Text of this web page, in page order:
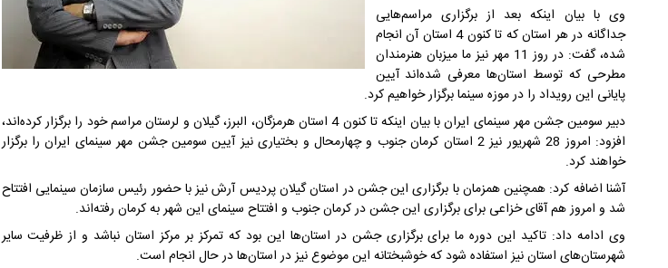
وی با بیان اینکه بعد از برگزاری مراسم‌هایی
جداگانه در هر استان که تا کنون 4 استان آن انجام
شده، گفت: در روز 11 مهر نیز ما میزبان هنرمندان
مطرحی که توسط استان‌ها معرفی شده‌اند آیین
پایانی این رویداد را در موزه سینما برگزار خواهیم کرد.
دبیر سومین جشن مهر سینمای ایران با بیان اینکه تا کنون 4 استان هرمزگان، البرز، گیلان و لرستان مراسم خود را برگزار کرده‌اند،
افزود: امروز 28 شهریور نیز 2 استان کرمان جنوب و چهارمحال و بختیاری نیز آیین سومین جشن مهر سینمای ایران را برگزار
خواهند کرد.
آشنا اضافه کرد: همچنین همزمان با برگزاری این جشن در استان گیلان پردیس آرش نیز با حضور رئیس سازمان سینمایی افتتاح
شد و امروز هم آقای خزاعی برای برگزاری این جشن در کرمان جنوب و افتتاح سینمای این شهر به کرمان رفته‌اند.
وی ادامه داد: تاکید این دوره ما برای برگزاری جشن در استان‌ها این بود که تمرکز بر مرکز استان نباشد و از ظرفیت سایر
شهرستان‌های استان نیز استفاده شود که خوشبختانه این موضوع نیز در استان‌ها در حال انجام است.